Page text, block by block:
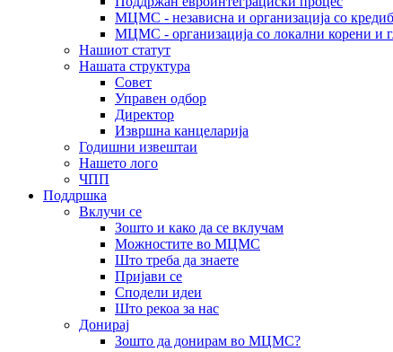
МЦМС - независна и организација со
МЦМС - организација со локални корени и
Нашиот статут
Нашата структура
Совет
Управен одбор
Директор
Извршна канцеларија
Годишни извештаи
Нашето лого
ЧПП
Поддршка
Вклучи се
Зошто и како да се вклучам
Можностите во МЦМС
Што треба да знаете
Пријави се
Сподели идеи
Што рекоа за нас
Донирај
Зошто да донирам во МЦМС?